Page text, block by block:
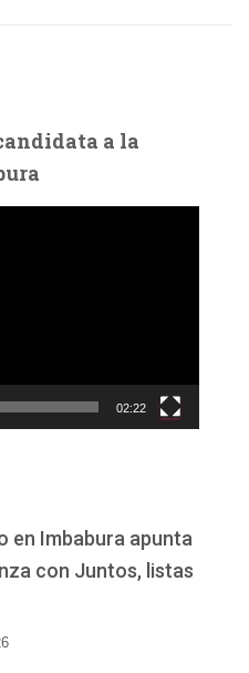
a la
02:22
en Imbabura apunta
con Juntos, listas